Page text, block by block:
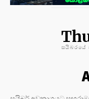
සයිබරයේ